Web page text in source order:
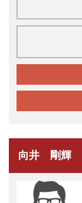
向井 剛輝